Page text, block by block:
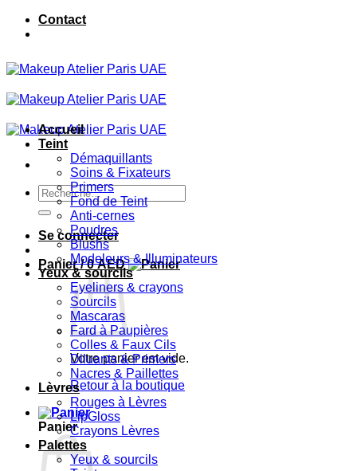
PasserContact
Recherche
pour :
Se connecter
Panier /0AED
Votre panier est vide.
Retour à la boutique
Panier
Accueil
Teint
Démaquillants
Soins & Fixateurs
Primers
Fond de Teint
Anti-cernes
Poudres
Blushs
Modeleurs & Illuminateurs
Yeux & sourcils
Eyeliners & crayons
Sourcils
Mascaras
Fard à Paupières
Colles & Faux Cils
Diluants & Primers
Nacres & Paillettes
Lèvres
Rouges à Lèvres
LipGloss
Crayons Lèvres
Palettes
Yeux & sourcils